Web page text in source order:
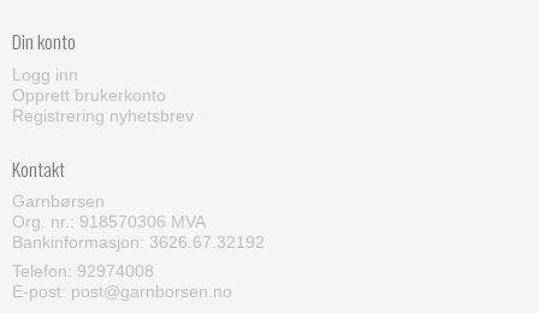
Din konto
Logg inn
Opprett brukerkonto
Registrering nyhetsbrev
Kontakt
Garnbørsen
Org. nr.: 918570306 MVA
Bankinformasjon: 3626.67.32192
Telefon: 92974008
E-post: post@garnborsen.no